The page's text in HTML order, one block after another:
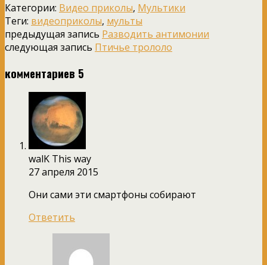
Категории: Видео приколы, Мультики
Теги: видеоприколы, мульты
предыдущая запись Разводить антимонии
следующая запись Птичье трололо
комментариев 5
walK This way
27 апреля 2015
Они сами эти смартфоны собирают
Ответить